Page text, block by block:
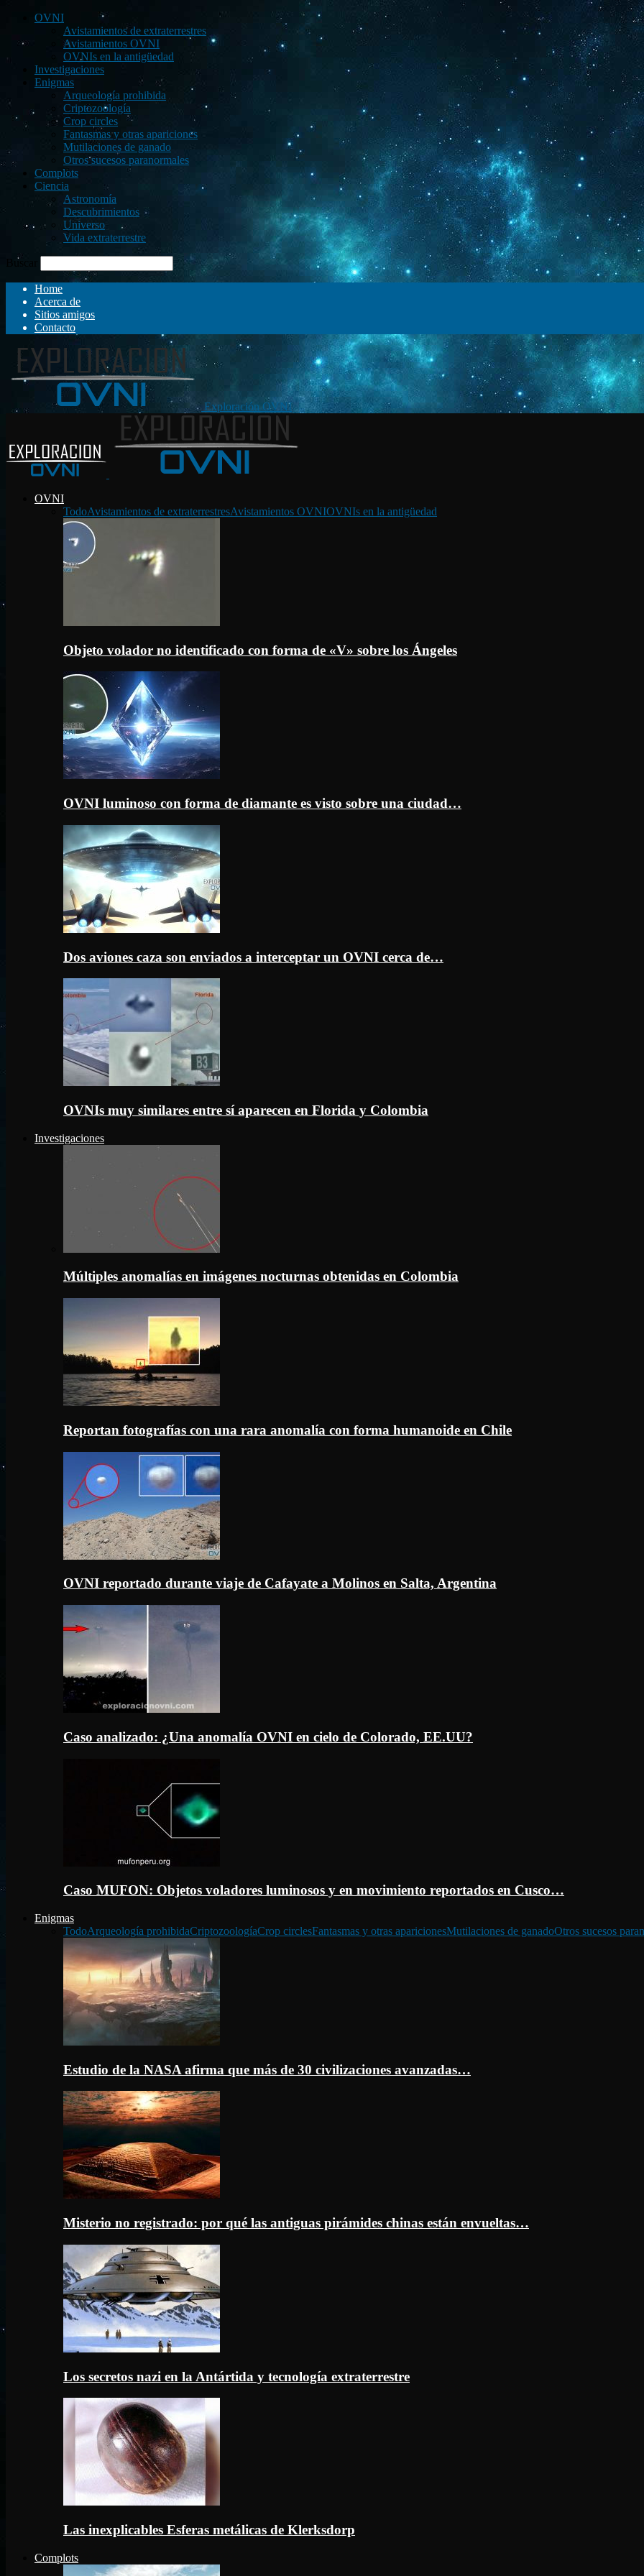
OVNI
Avistamientos de extraterrestres
Avistamientos OVNI
OVNIs en la antigüedad
Investigaciones
Enigmas
Arqueología prohibida
Criptozoología
Crop circles
Fantasmas y otras apariciones
Mutilaciones de ganado
Otros sucesos paranormales
Complots
Ciencia
Astronomía
Descubrimientos
Universo
Vida extraterrestre
Buscar
Home
Acerca de
Sitios amigos
Contacto
Exploración OVNI
OVNI
TodoAvistamientos de extraterrestresAvistamientos OVNIOVNIs en la antigüedad
Objeto volador no identificado con forma de «V» sobre los Ángeles
OVNI luminoso con forma de diamante es visto sobre una ciudad…
Dos aviones caza son enviados a interceptar un OVNI cerca de…
OVNIs muy similares entre sí aparecen en Florida y Colombia
Investigaciones
Múltiples anomalías en imágenes nocturnas obtenidas en Colombia
Reportan fotografías con una rara anomalía con forma humanoide en Chile
OVNI reportado durante viaje de Cafayate a Molinos en Salta, Argentina
Caso analizado: ¿Una anomalía OVNI en cielo de Colorado, EE.UU?
Caso MUFON: Objetos voladores luminosos y en movimiento reportados en Cusco…
Enigmas
TodoArqueología prohibidaCriptozoologíaCrop circlesFantasmas y otras aparicionesMutilaciones de ganadoOtros sucesos
Estudio de la NASA afirma que más de 30 civilizaciones avanzadas…
Misterio no registrado: por qué las antiguas pirámides chinas están envueltas…
Los secretos nazi en la Antártida y tecnología extraterrestre
Las inexplicables Esferas metálicas de Klerksdorp
Complots